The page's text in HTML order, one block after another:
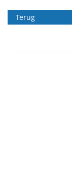
Terug